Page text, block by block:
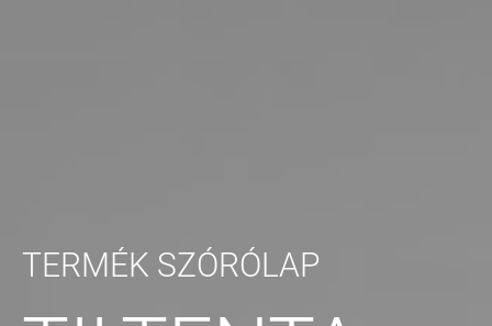
TERMÉK SZÓRÓLAP